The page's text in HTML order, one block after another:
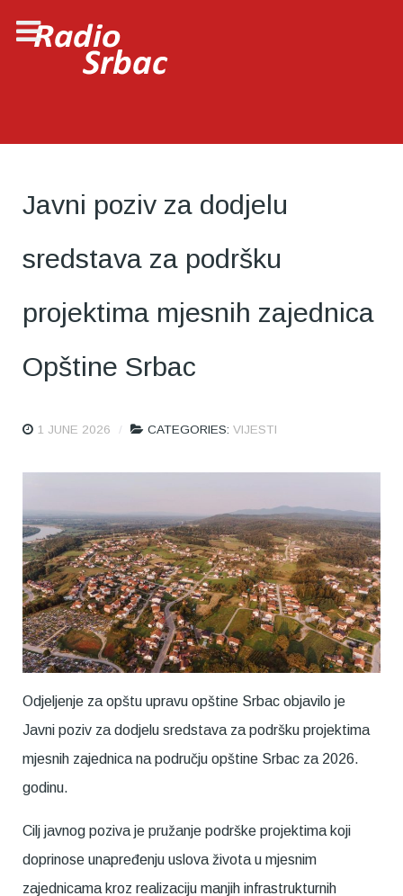
Javni poziv za dodjelu
sredstava za podršku
projektima mjesnih zajednica
Opštine Srbac
1 JUNE 2026 CATEGORIES: VIJESTI
Odjeljenje za opštu upravu opštine Srbac objavilo je
Javni poziv za dodjelu sredstava za podršku projektima
mjesnih zajednica na području opštine Srbac za 2026.
godinu.
Cilj javnog poziva je pružanje podrške projektima koji
doprinose unapređenju uslova života u mjesnim
zajednicama kroz realizaciju manjih infrastrukturnih